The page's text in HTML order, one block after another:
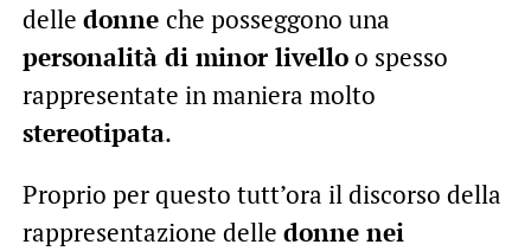
delle donne che posseggono una
personalità di minor livelloo spesso
rappresentate in maniera molto
stereotipata.
Proprio per questo tutt’ora il discorso della
rappresentazione delle donne nei